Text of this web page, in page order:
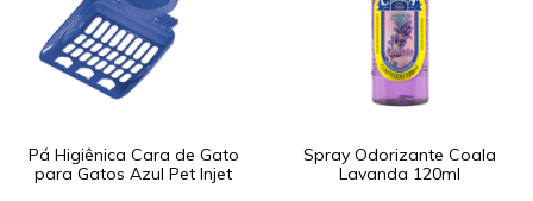
Pá Higiênica Cara de Gato
para Gatos Azul Pet Injet
Spray Odorizante Coala
Lavanda 120ml